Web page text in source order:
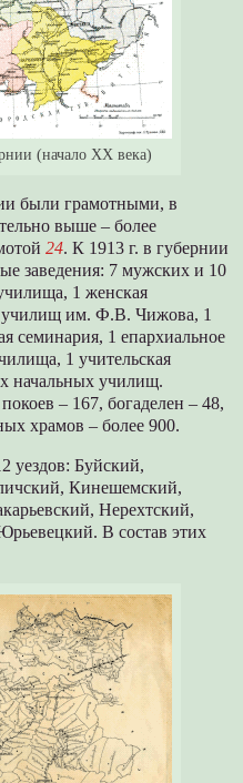
(начало XX века)
были грамотными, в
выше – более
24. К 1913 г. в губернии
заведения: 7 мужских и 10
1 женская
им. Ф.В. Чижова, 1
семинария, 1 епархиальное
1 учительская
начальных училищ.
– 167, богаделен – 48,
храмов – более 900.
уездов: Буйский,
Кинешемский,
Нерехтский,
В состав этих